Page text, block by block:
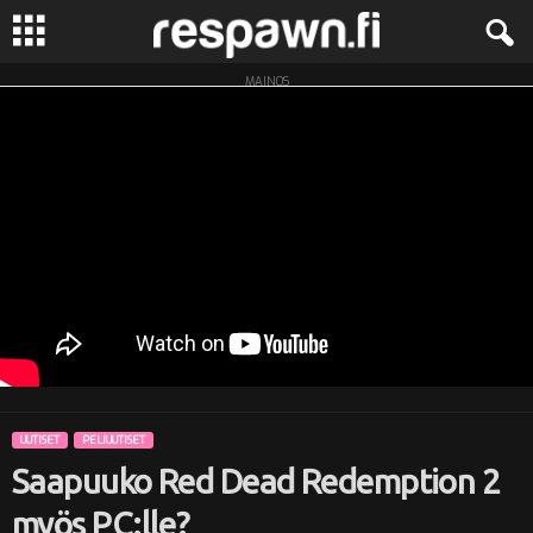
R
w
MAINOS
UUTISET PELIUUTISET
Saapuuko Red Dead Redemption 2
myös PC:lle?